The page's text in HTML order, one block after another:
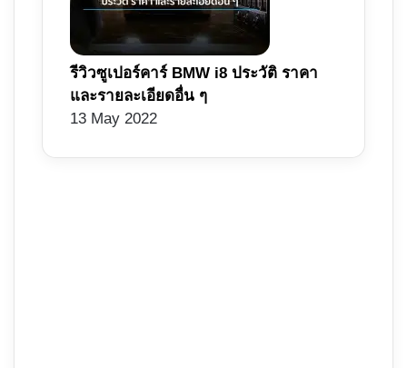
รีวิวซูเปอร์คาร์ BMW i8 ประวัติ ราคา
และรายละเอียดอื่น ๆ
13 May 2022